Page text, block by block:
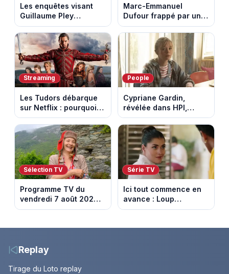
Les enquêtes visant
Guillaume Pley
poussent Ragnar Le
Breton à quitter la
tournée Legend
Marc-Emmanuel
Dufour frappé par un
terrible incendie : son
chalet part en fumée
Streaming
Les Tudors débarque
sur Netflix : pourquoi la
série n’a rien perdu de
son pouvoir
People
Cypriane Gardin,
révélée dans HPI,
lance une cagnotte
après des difficultés
financières
Sélection TV
Programme TV du
vendredi 7 août 2026 :
notre sélection pour
Série TV
Ici tout commence en
avance : Loup
découvre la trahison
10 août 2026 (spoiler)
Replay
Tirage du Loto replay